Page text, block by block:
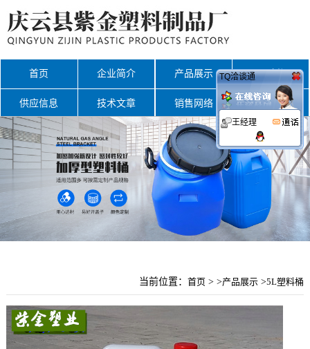
TQ洽谈通
王经理
首页 企业简介 产品展示 公司新闻
供应信息 技术文章 销售网络 联系我们
当前位置：首页 > >产品展示 >5L塑料桶